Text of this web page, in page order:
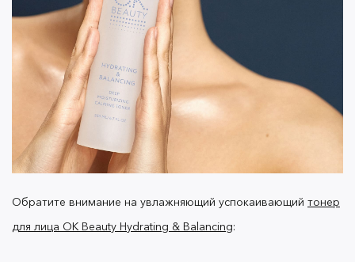
Благодаря суперфуду из зеленого чая и
экстрактов льна ваша кожа получает
необходимое количество витаминов и
микроэлементов, что придает ей ровный тон и
красивое сияние.
Маска для лица OK
Beauty идеально подойдет как молодой коже, так
и коже с признаками увядания. За поддержание
антиоксидантный комплекс из экстрактов
морских водорослей.
Обратите внимание на увлажняющий успокаивающий тонер
для лица OK Beauty Hydrating & Balancing: